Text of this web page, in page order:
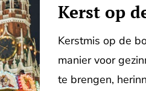
Kerst op
Kerstmis op de
manier voor
te brengen,